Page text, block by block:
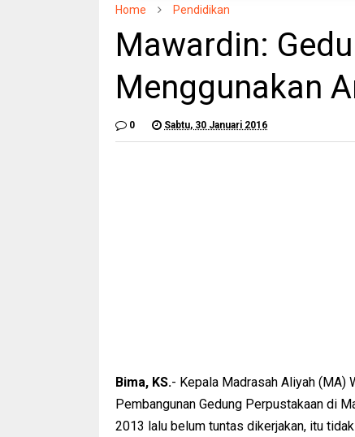
Home Pendidikan
Mawardin:
Menggunakan
0 Sabtu, 30 Januari 2016
Bima, KS.- Kepala Madrasah Aliyah (MA)
Pembangunan Gedung Perpustakaan di
2013 lalu belum tuntas dikerjakan, itu